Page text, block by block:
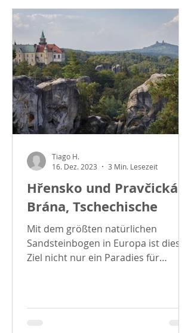
Hřensko und Pravčická
Brána, Tschechische
Mit dem größten natürlichen
Sandsteinbogen in Europa ist dieses
Ziel nicht nur ein Paradies für
Tiago H.
16. Dez. 2023
3 Min. Lesezeit